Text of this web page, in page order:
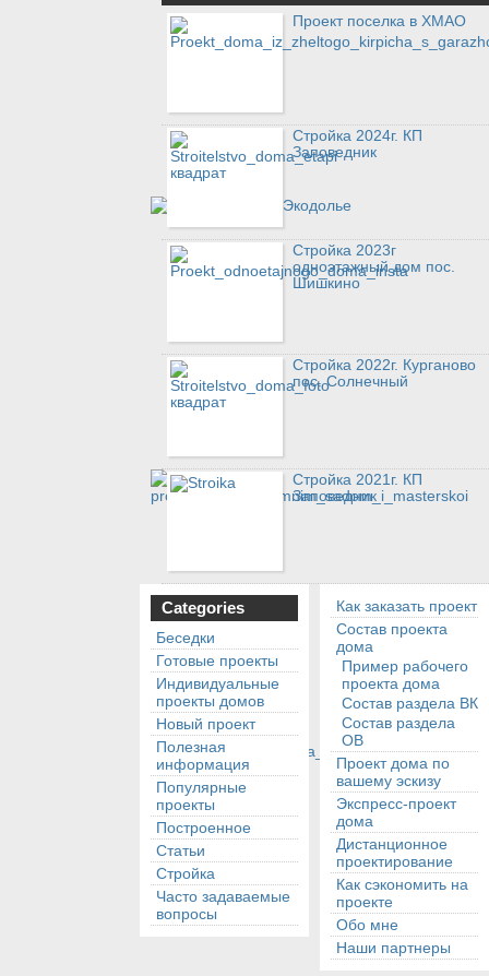
Проект поселка в ХМАО
Стройка 2024г. КП
Заповедник
Стройка 2023г
одноэтажный дом пос.
Шишкино
Стройка 2022г. Курганово
пос. Солнечный
Стройка 2021г. КП
Заповедник
Categories
Беседки
Готовые проекты
Индивидуальные
проекты домов
Новый проект
Полезная
информация
Популярные
проекты
Построенное
Статьи
Стройка
Часто задаваемые
вопросы
Как заказать проект
Состав проекта
дома
Пример рабочего
проекта дома
Состав раздела ВК
Состав раздела
ОВ
Проект дома по
вашему эскизу
Экспресс-проект
дома
Дистанционное
проектирование
Как сэкономить на
проекте
Обо мне
Наши партнеры